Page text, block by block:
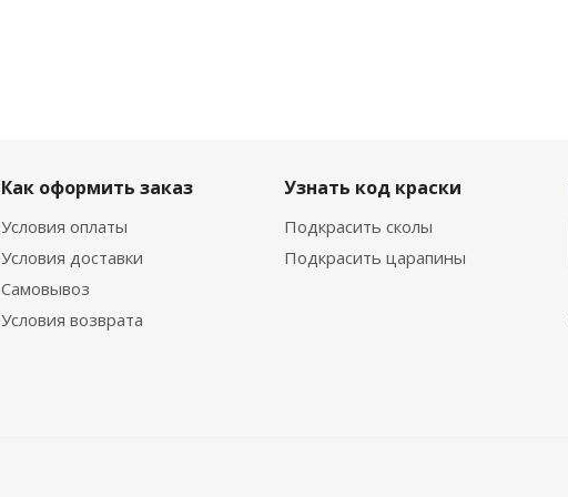
Как оформить заказ
Условия оплаты
Условия доставки
Самовывоз
Условия возврата
Узнать код краски
Подкрасить сколы
Подкрасить царапины